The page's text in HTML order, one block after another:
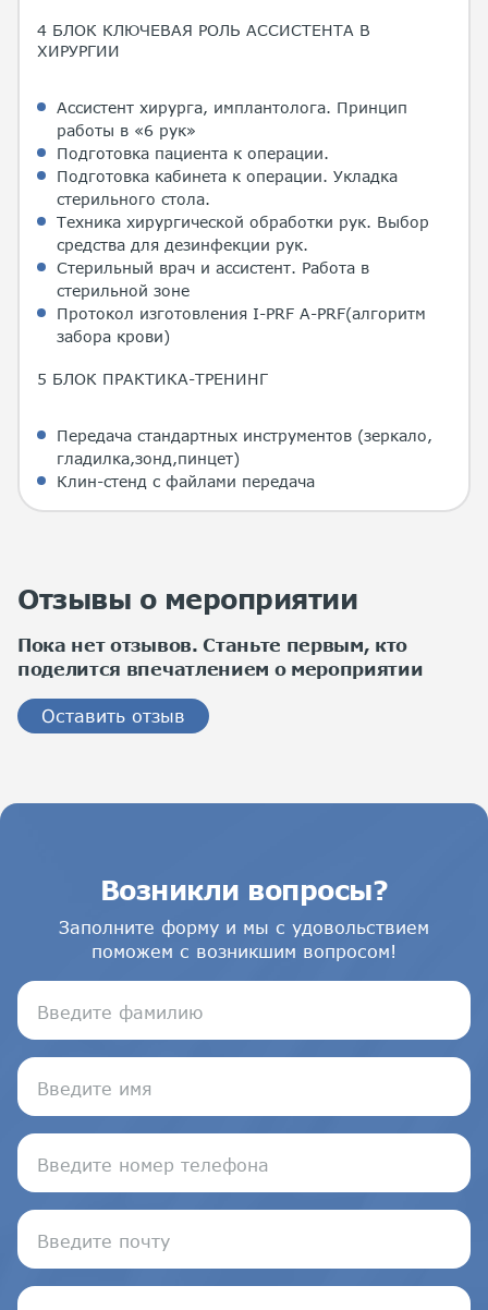
4 БЛОК КЛЮЧЕВАЯ РОЛЬ АССИСТЕНТА В
ХИРУРГИИ
Ассистент хирурга, имплантолога. Принцип
работы в «6 рук»
Подготовка пациента к операции.
Подготовка кабинета к операции. Укладка
стерильного стола.
Техника хирургической обработки рук. Выбор
средства для дезинфекции рук.
Стерильный врач и ассистент. Работа в
стерильной зоне
Протокол изготовления I-PRF A-PRF(алгоритм
забора крови)
5 БЛОК ПРАКТИКА-ТРЕНИНГ
Передача стандартных инструментов (зеркало,
гладилка,зонд,пинцет)
Клин-стенд с файлами передача
Отзывы о мероприятии
Пока нет отзывов. Станьте первым, кто
поделится впечатлением о мероприятии
Оставить отзыв
Возникли вопросы?
Заполните форму и мы с удовольствием
поможем с возникшим вопросом!